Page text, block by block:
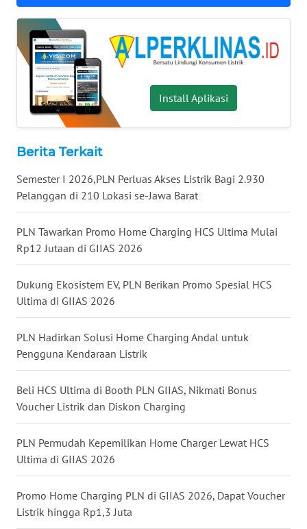
Install Aplikasi
Berita Terkait
Semester I 2026,PLN Perluas Akses Listrik Bagi 2.930
Pelanggan di 210 Lokasi se-Jawa Barat
PLN Tawarkan Promo Home Charging HCS Ultima Mulai
Rp12 Jutaan di GIIAS 2026
Dukung Ekosistem EV, PLN Berikan Promo Spesial HCS
Ultima di GIIAS 2026
PLN Hadirkan Solusi Home Charging Andal untuk
Pengguna Kendaraan Listrik
Beli HCS Ultima di Booth PLN GIIAS, Nikmati Bonus
Voucher Listrik dan Diskon Charging
PLN Permudah Kepemilikan Home Charger Lewat HCS
Ultima di GIIAS 2026
Promo Home Charging PLN di GIIAS 2026, Dapat Voucher
Listrik hingga Rp1,3 Juta
WN
KALTARA
WN
KALSEL
WN
WN
SULSEL
WN
WN
WN
DAIRI
WN
DANAU
TOBA